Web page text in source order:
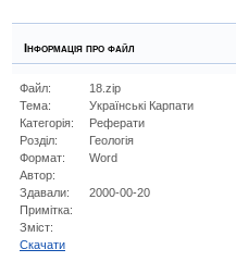
Інформація про файл
Файл:
18.zip
Тема:
Українські Карпати
Категорія:
Реферати
Розділ:
Геологiя
Формат:
Word
Автор:
Здавали:
2000-00-20
Примітка:
Зміст:
Cкачати